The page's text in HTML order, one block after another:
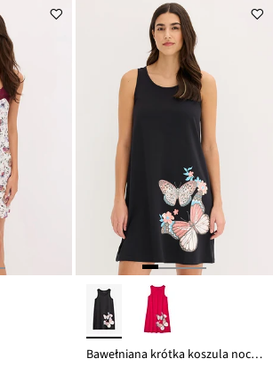
Bawełniana krótka koszula nocna